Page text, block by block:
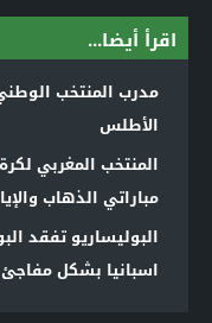
اقرأ أيضا...
مدرب المنتخب
الأطلس
المنتخب المغربي
مباراتي الذهاب والإياب بنتيجة
البوليساريو تفقد
اسبانيا بشكل مفاجئ